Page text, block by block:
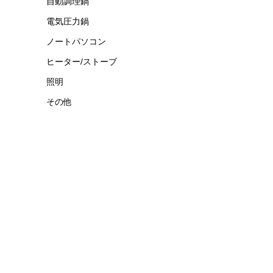
電気圧力鍋
ノートパソコン
ヒーター/ストーブ
照明
その他